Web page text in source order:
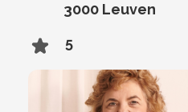
3000 Leuven
5